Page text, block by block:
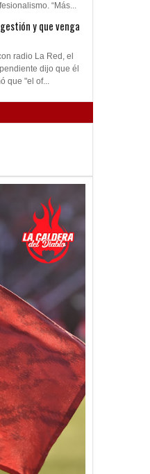
“Más...
y que venga
radio La Red, el
dijo que él
que "el of...